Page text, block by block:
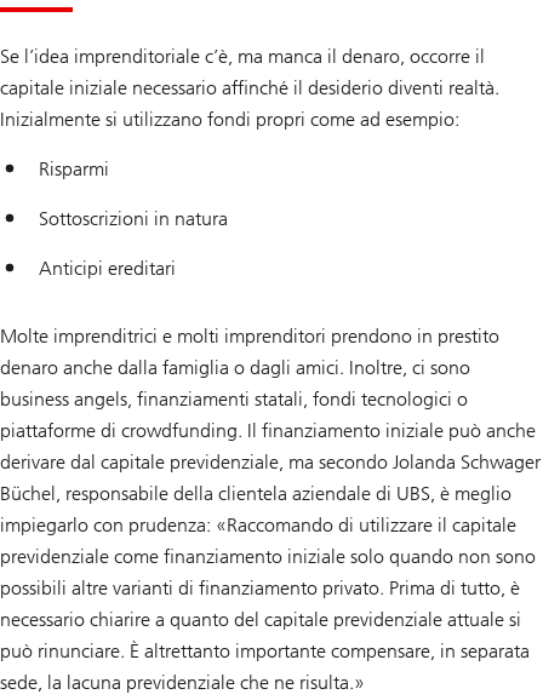
Se l’idea imprenditoriale c’è, ma manca il denaro, occorre il
capitale iniziale necessario affinché il desiderio diventi realtà.
Inizialmente si utilizzano fondi propri come ad esempio:
Risparmi
Sottoscrizioni in natura
Anticipi ereditari
Molte imprenditrici e molti imprenditori prendono in prestito
denaro anche dalla famiglia o dagli amici. Inoltre, ci sono
business angels, finanziamenti statali, fondi tecnologici o
piattaforme di crowdfunding. Il finanziamento iniziale può anche
derivare dal capitale previdenziale, ma secondo Jolanda Schwager
Büchel, responsabile della clientela aziendale di UBS, è meglio
impiegarlo con prudenza: «Raccomando di utilizzare il capitale
previdenziale come finanziamento iniziale solo quando non sono
possibili altre varianti di finanziamento privato. Prima di tutto, è
necessario chiarire a quanto del capitale previdenziale attuale si
può rinunciare. È altrettanto importante compensare, in separata
sede, la lacuna previdenziale che ne risulta.»